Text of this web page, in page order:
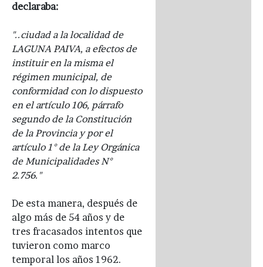
declaraba:
"..ciudad a la localidad de
LAGUNA PAIVA, a efectos de
instituir en la misma el
régimen municipal, de
conformidad con lo dispuesto
en el artículo 106, párrafo
segundo de la Constitución
de la Provincia y por el
artículo 1° de la Ley Orgánica
de Municipalidades N°
2.756."
De esta manera, después de
algo más de 54 años y de
tres fracasados intentos que
tuvieron como marco
temporal los años 1962.